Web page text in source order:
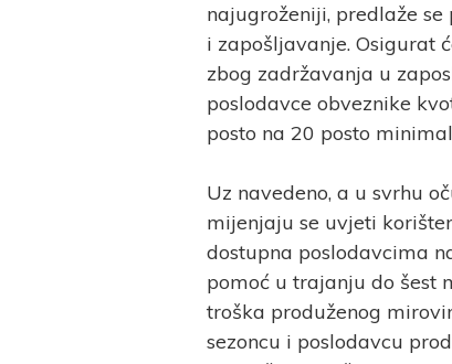
najugroženiji, predlaže
i zapošljavanje. Osigurat
zbog zadržavanja u
poslodavce obveznike
posto na 20 posto
Uz navedeno, a u svrhu
mijenjaju se uvjeti
dostupna poslodavcima
pomoć u trajanju do šest
troška produženog
sezoncu i poslodavcu